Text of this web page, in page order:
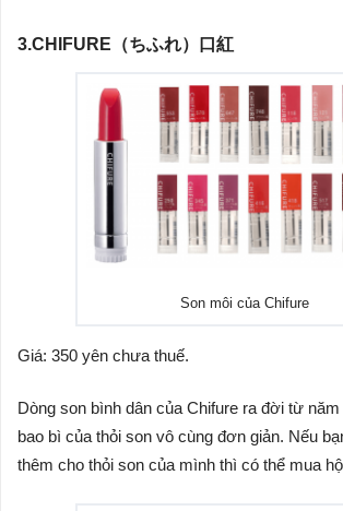
3.CHIFURE（ちふれ）口紅
Son môi của Chifure
Giá: 350 yên chưa thuế.
Dòng son bình dân của Chifure ra đời từ
bao bì của thỏi son vô cùng đơn giản. Nếu
thêm cho thỏi son của mình thì có thể mua